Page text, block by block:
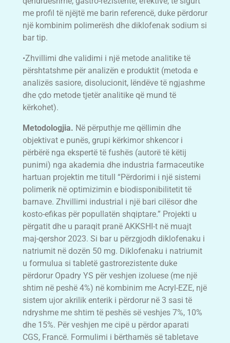
me profil të njëjtë me barin referencë, duke përdorur
një kombinim polimerësh dhe diklofenak sodium si
bar tip.
•Zhvillimi dhe validimi i një metode analitike të
përshtatshme për analizën e produktit (metoda e
analizës sasiore, disolucionit, lëndëve të ngjashme
dhe çdo metode tjetër analitike që mund të
kërkohet).
Metodologjia. Në përputhje me qëllimin dhe
objektivat e punës, grupi kërkimor shkencor i
përbërë nga ekspertë të fushës (autorë të këtij
punimi) nga akademia dhe industria farmaceutike
hartuan projektin me titull “Përdorimi i një sistemi
polimerik në optimizimin e biodisponibilitetit të
barnave. Zhvillimi industrial i një bari cilësor dhe
kosto-efikas për popullatën shqiptare.” Projekti u
përgatit dhe u paraqit pranë AKKSHI-t në muajt
maj-qershor 2023. Si bar u përzgjodh diklofenaku i
natriumit në dozën 50 mg. Diklofenaku i natriumit
u formulua si tabletë gastrorezistente duke
përdorur Opadry YS për veshjen izoluese (me një
shtim në peshë 4%) në kombinim me Acryl-EZE, një
sistem ujor akrilik enterik i përdorur në 3 sasi të
ndryshme me shtim të peshës së veshjes 7%, 10%
dhe 15%. Për veshjen me cipë u përdor aparati
CGS, Francë. Formulimi i bërthamës së tabletave